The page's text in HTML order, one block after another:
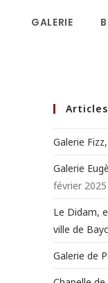
GALERIE
Galerie
Galerie
février 2025
Le Didam,
ville de
Galerie de